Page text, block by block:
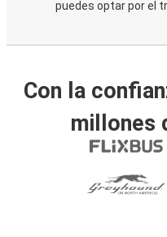
puedes optar por el
Con la
millones